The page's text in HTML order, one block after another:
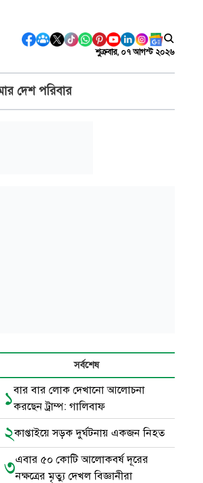
শুক্রবার, ০৭ আগস্ট ২০২৬
দেশ পরিবার
সর্বশেষ
১বার বার লোক দেখানো আলোচনা
করছেন ট্রাম্প: গালিবাফ
২কাপ্তাইয়ে সড়ক দুর্ঘটনায় একজন নিহত
৩এবার ৫০ কোটি আলোকবর্ষ দূরের
নক্ষত্রের মৃত্যু দেখল বিজ্ঞানীরা